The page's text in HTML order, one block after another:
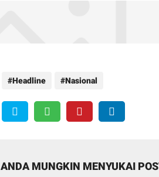
Headline Nasional
ANDA MUNGKIN MENYUKAI